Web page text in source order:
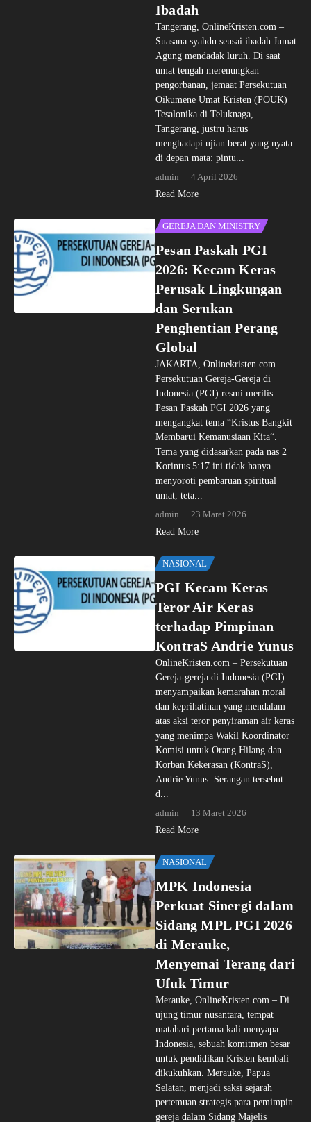
Ibadah
Tangerang, OnlineKristen.com –
Suasana syahdu seusai ibadah Jumat
Agung mendadak luruh. Di saat
umat tengah merenungkan
pengorbanan, jemaat Persekutuan
Oikumene Umat Kristen (POUK)
Tesalonika di Teluknaga,
Tangerang, justru harus
menghadapi ujian berat yang nyata
di depan mata: pintu...
admin
4 April 2026
Read More
GEREJA DAN MINISTRY
Pesan Paskah PGI
2026: Kecam Keras
Perusak Lingkungan
dan Serukan
Penghentian Perang
Global
JAKARTA, Onlinekristen.com –
Persekutuan Gereja-Gereja di
Indonesia (PGI) resmi merilis
Pesan Paskah PGI 2026 yang
mengangkat tema “Kristus Bangkit
Membarui Kemanusiaan Kita“.
Tema yang didasarkan pada nas 2
Korintus 5:17 ini tidak hanya
menyoroti pembaruan spiritual
umat, teta...
admin
23 Maret 2026
Read More
NASIONAL
PGI Kecam Keras
Teror Air Keras
terhadap Pimpinan
KontraS Andrie Yunus
OnlineKristen.com – Persekutuan
Gereja-gereja di Indonesia (PGI)
menyampaikan kemarahan moral
dan keprihatinan yang mendalam
atas aksi teror penyiraman air keras
yang menimpa Wakil Koordinator
Komisi untuk Orang Hilang dan
Korban Kekerasan (KontraS),
Andrie Yunus. Serangan tersebut
d...
admin
13 Maret 2026
Read More
NASIONAL
MPK Indonesia
Perkuat Sinergi dalam
Sidang MPL PGI 2026
di Merauke,
Menyemai Terang dari
Ufuk Timur
Merauke, OnlineKristen.com – Di
ujung timur nusantara, tempat
matahari pertama kali menyapa
Indonesia, sebuah komitmen besar
untuk pendidikan Kristen kembali
dikukuhkan. Merauke, Papua
Selatan, menjadi saksi sejarah
pertemuan strategis para pemimpin
gereja dalam Sidang Majelis